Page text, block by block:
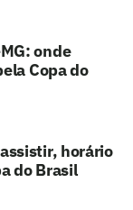
onde
Copa do
horário
do Brasil